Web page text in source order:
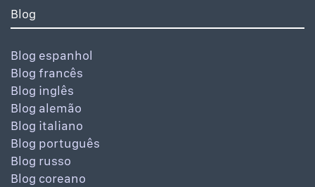
Blog
Blog espanhol
Blog francês
Blog inglês
Blog alemão
Blog italiano
Blog português
Blog russo
Blog coreano